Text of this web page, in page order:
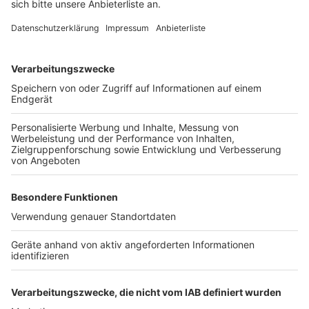
Anzeige
Schaden tatsächlich ist und ob die
Unregelmäßigkeiten hätten auffallen müssen.
Handwerkskammer Präsident Wollseifer hat dazu jetzt
Wirtschaftsprüfungsgesellschaft" vorgestelt, wonach
der Kammer im Zeitraum 2009 bis 2018 durch
Fehlverhalten des ehemaligen Hauptgeschäftsführers
rund 1,1 Millionen Euro entstanden sei. Weltrich
widerspricht, der Schaden sei mit maximal 120. 000
Euro viel geringer. Der ehemalige Geschäftsführer der
Kammer und auch der Tochtergesellschaft will
berufsrechtliche Schritte gegen den
Wirtschaftsprüfer prüfen lassen.